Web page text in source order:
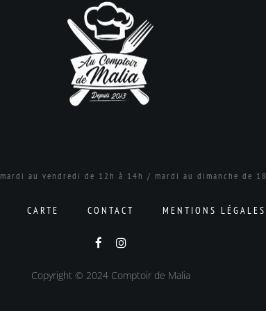
mardi au vendredi de 12h à 14h / mardi au dimanche de
CARTE CONTACT MENTIONS LÉGALES
Copyright © 2024 Comptoir de Malia